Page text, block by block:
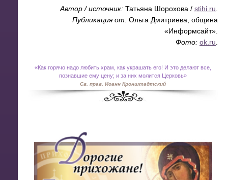
Автор / источник: Татьяна Шорохова / stihi.ru
Публикация от: Ольга Дмитриева, община
«Информсайт».
Фото: ok.ru
«Как горячо надо любить храм, как украшать его! И это делают все,
познавшие ему цену; и за них молится Церковь»
Св. прав. Иоанн Кронштадтский